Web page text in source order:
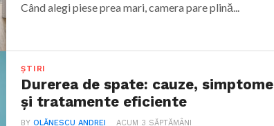
Când alegi piese prea mari, camera pare plină...
ȘTIRI
Durerea de spate: cauze, simptome
și tratamente eficiente
BYOLĂNESCU ANDREI ACUM 3 SĂPTĂMÂNI